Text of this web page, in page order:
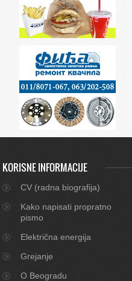
KORISNE INFORMACIJE
CV (radna biografija)
Kako napisati propratno
pismo
Električna energija
Grejanje
O Beogradu